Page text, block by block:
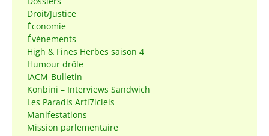
Droit/Justice
Économie
Événements
High & Fines Herbes saison 4
Humour drôle
IACM-Bulletin
Konbini – Interviews Sandwich
Les Paradis Arti7iciels
Manifestations
Mission parlementaire